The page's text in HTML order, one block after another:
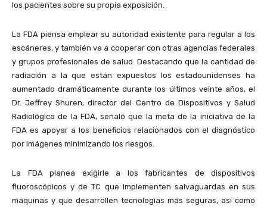
los pacientes sobre su propia exposición.
La FDA piensa emplear su autoridad existente para regular a los
escáneres, y también va a cooperar con otras agencias federales
y grupos profesionales de salud. Destacando que la cantidad de
radiación a la que están expuestos los estadounidenses ha
aumentado dramáticamente durante los últimos veinte años, el
Dr. Jeffrey Shuren, director del Centro de Dispositivos y Salud
Radiológica de la FDA, señaló que la meta de la iniciativa de la
FDA es apoyar a los beneficios relacionados con el diagnóstico
por imágenes minimizando los riesgos.
La FDA planea exigirle a los fabricantes de dispositivos
fluoroscópicos y de TC que implementen salvaguardas en sus
máquinas y que desarrollen tecnologías más seguras, así como